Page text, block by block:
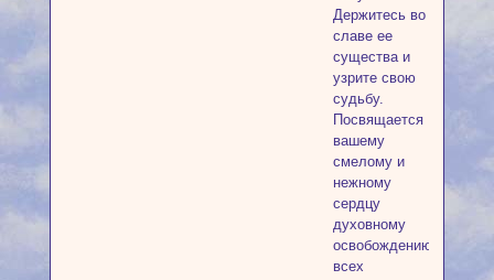
Держитесь во
славе ее
существа и
узрите свою
судьбу.
Посвящается
вашему
смелому и
нежному
сердцу
духовному
освобождению
всех